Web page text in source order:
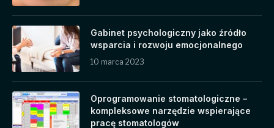
Gabinet psychologiczny jako źródło
wsparcia i rozwoju emocjonalnego
10 marca 2023
Oprogramowanie stomatologiczne –
kompleksowe narzędzie wspierające
pracę stomatologów